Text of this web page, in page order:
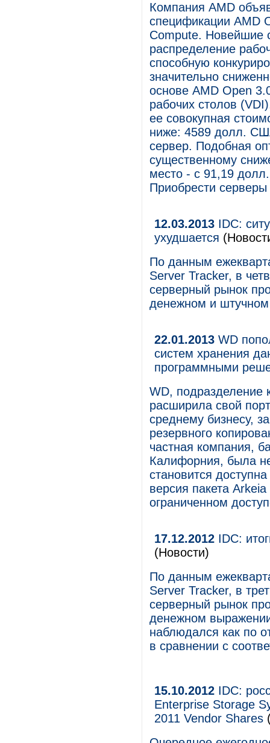
Компания AMD
спецификации AMD
Compute. Новейшие
распределение
способную
значительно
основе AMD Open
рабочих столов
ее совокупная
ниже: 4589 долл.
сервер. Подобная
существенному
место - с 91,19
Приобрести
12.03.2013 IDC:
ухудшается
По данным
Server Tracker, в
серверный рынок
денежном и
22.01.2013 WD
систем хранения
программными
WD, подразделение
расширила свой
среднему бизнесу,
резервного
частная компания,
Калифорния, была
становится
версия пакета
ограниченном
17.12.2012 IDC:
(Новости)
По данным
Server Tracker, в
серверный рынок
денежном
наблюдался как по
в сравнении с
15.10.2012 IDC:
Enterprise Storage
2011 Vendor Shares